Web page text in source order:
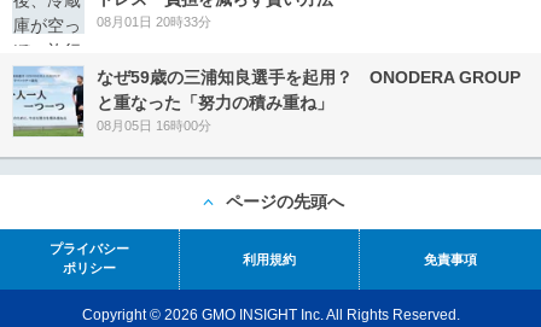
08月01日 20時33分
なぜ59歳の三浦知良選手を起用？ ONODERA GROUP
と重なった「努力の積み重ね」
08月05日 16時00分
ページの先頭へ
プライバシー
ポリシー
利用規約 免責事項
Copyright © 2026 GMO INSIGHT Inc. All Rights Reserved.